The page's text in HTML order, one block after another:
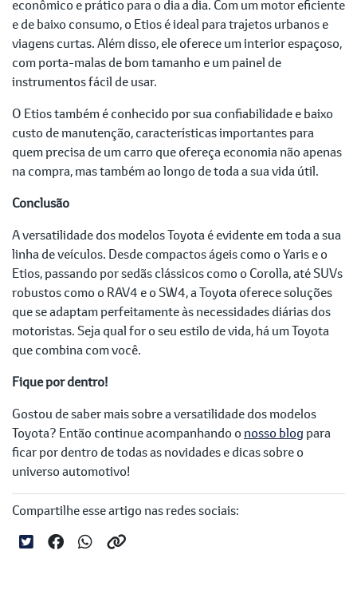
econômico e prático para o dia a dia. Com um motor eficiente
e de baixo consumo, o Etios é ideal para trajetos urbanos e
viagens curtas. Além disso, ele oferece um interior espaçoso,
com porta-malas de bom tamanho e um painel de
instrumentos fácil de usar.
O Etios também é conhecido por sua confiabilidade e baixo
custo de manutenção, características importantes para
quem precisa de um carro que ofereça economia não apenas
na compra, mas também ao longo de toda a sua vida útil.
Conclusão
A versatilidade dos modelos Toyota é evidente em toda a sua
linha de veículos. Desde compactos ágeis como o Yaris e o
Etios, passando por sedãs clássicos como o Corolla, até SUVs
robustos como o RAV4 e o SW4, a Toyota oferece soluções
que se adaptam perfeitamente às necessidades diárias dos
motoristas. Seja qual for o seu estilo de vida, há um Toyota
que combina com você.
Fique por dentro!
Gostou de saber mais sobre a versatilidade dos modelos
Toyota? Então continue acompanhando o nosso blogpara
ficar por dentro de todas as novidades e dicas sobre o
universo automotivo!
Compartilhe esse artigo nas redes sociais: